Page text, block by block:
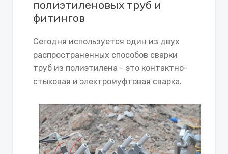
полиэтиленовых труб и
фитингов
Сегодня используется один из двух
распространенных способов сварки
труб из полиэтилена - это контактно-
стыковая и электромуфтовая сварка.